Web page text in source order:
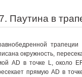
Паутина в
окружность,
AD в точке L, около
прямую AD в